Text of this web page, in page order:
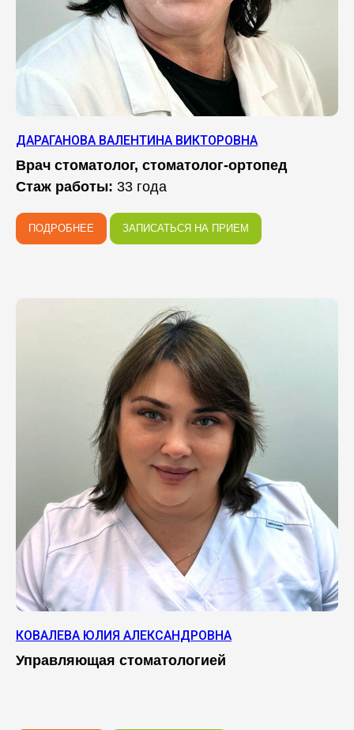
ДАРАГАНОВА ВАЛЕНТИНА ВИКТОРОВНА
Врач стоматолог, стоматолог-ортопед
Стаж работы: 33 года
ПОДРОБНЕЕ ЗАПИСАТЬСЯ НА ПРИЕМ
КОВАЛЕВА ЮЛИЯ АЛЕКСАНДРОВНА
Управляющая стоматологией